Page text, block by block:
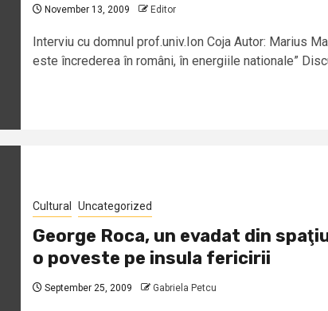
November 13, 2009 Editor
Interviu cu domnul prof.univ.Ion Coja Autor: Marius
este încrederea în români, în energiile nationale”
Cultural Uncategorized
George Roca, un evadat din
o poveste pe insula fericirii
September 25, 2009 Gabriela Petcu